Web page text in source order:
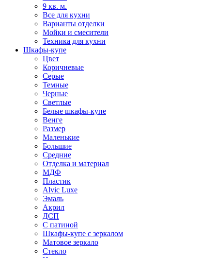
9 кв. м.
Все для кухни
Варианты отделки
Мойки и смесители
Техника для кухни
Шкафы-купе
Цвет
Коричневые
Серые
Темные
Черные
Светлые
Белые шкафы-купе
Венге
Размер
Маленькие
Большие
Средние
Отделка и материал
МДФ
Пластик
Alvic Luxe
Эмаль
Акрил
ДСП
С патиной
Шкафы-купе с зеркалом
Матовое зеркало
Стекло